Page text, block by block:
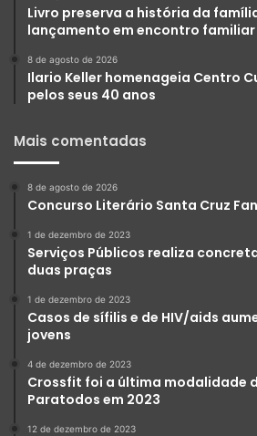
Livro preserva a história da
lançamento em encontro familiar
8 de agosto de 2026
Ilario Keller homenageia Centro
pelos seus 40 anos
Mais comentadas
8 de agosto de 2026
Concurso Literário Santa Cruz
1 de dezembro de 2023
Serviços Públicos realiza
duas praças
1 de dezembro de 2023
Casos de sífilis e de HIV/aids
jovens
4 de dezembro de 2023
Crossfit foi a última modalidade
Paratodos em 2023
12 de dezembro de 2023